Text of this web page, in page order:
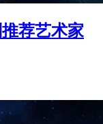
荐艺术家